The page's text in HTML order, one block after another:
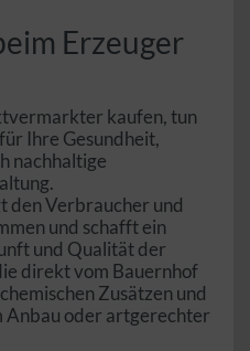
Erzeuger
kaufen, tun
Ihre Gesundheit,
nachhaltige
Verbraucher und
und schafft ein
und Qualität der
direkt vom Bauernhof
Zusätzen und
Anbau oder artgerechter